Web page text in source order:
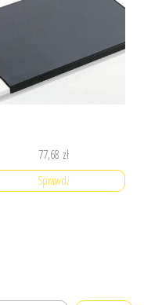
77,68 zł
Sprawdź